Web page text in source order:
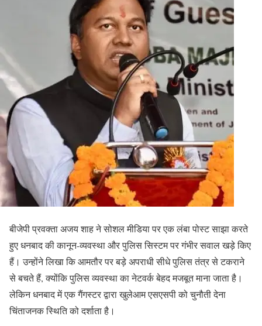
बीजेपी प्रवक्ता अजय शाह ने सोशल मीडिया पर एक लंबा पोस्ट साझा करते
हुए धनबाद की कानून-व्यवस्था और पुलिस सिस्टम पर गंभीर सवाल खड़े किए
हैं। उन्होंने लिखा कि आमतौर पर बड़े अपराधी सीधे पुलिस तंत्र से टकराने
से बचते हैं, क्योंकि पुलिस व्यवस्था का नेटवर्क बेहद मजबूत माना जाता है।
लेकिन धनबाद में एक गैंगस्टर द्वारा खुलेआम एसएसपी को चुनौती देना
चिंताजनक स्थिति को दर्शाता है।